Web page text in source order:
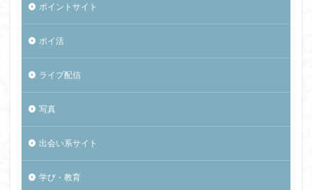
ポイントサイト
ポイ活
ライブ配信
写真
出会い系サイト
学び・教育